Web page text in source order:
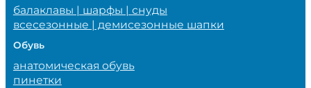
балаклавы | шарфы | снуды
всесезонные | демисезонные шапки
Обувь
анатомическая обувь
пинетки